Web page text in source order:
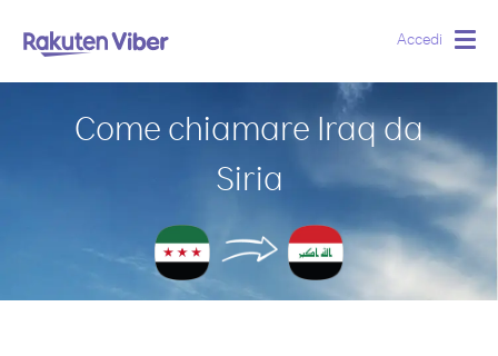
Accedi
Come chiamare Iraq da
Siria